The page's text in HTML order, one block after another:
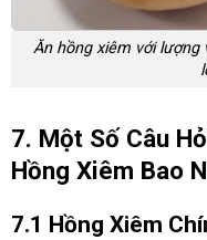
Ăn hồng xiêm với
7. Một Số Câu
Hồng Xiêm Bao
7.1 Hồng Xiêm